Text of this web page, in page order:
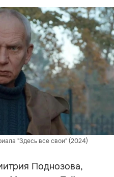
"Здесь все свои" (2024)
Поднозова,